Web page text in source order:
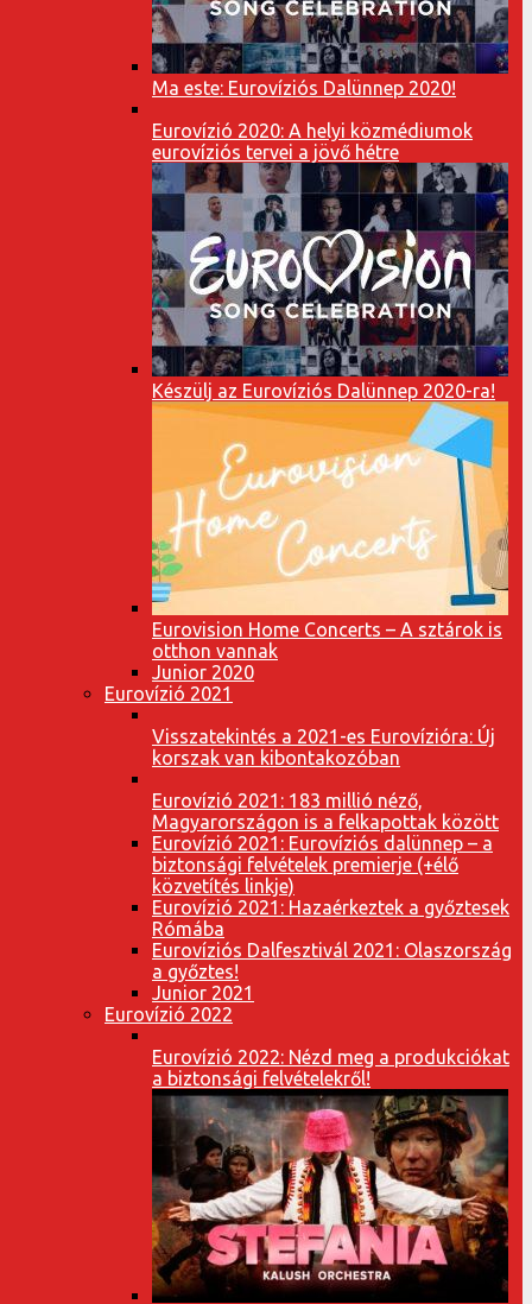
Ma este: Eurovíziós Dalünnep 2020!
Eurovízió 2020: A helyi közmédiumok
eurovíziós tervei a jövő hétre
Készülj az Eurovíziós Dalünnep 2020-ra!
Eurovision Home Concerts – A sztárok is
otthon vannak
Junior 2020
Eurovízió 2021
Visszatekintés a 2021-es Eurovízióra: Új
korszak van kibontakozóban
Eurovízió 2021: 183 millió néző,
Magyarországon is a felkapottak között
Eurovízió 2021: Eurovíziós dalünnep – a
biztonsági felvételek premierje (+élő
közvetítés linkje)
Eurovízió 2021: Hazaérkeztek a győztesek
Rómába
Eurovíziós Dalfesztivál 2021: Olaszország
a győztes!
Junior 2021
Eurovízió 2022
Eurovízió 2022: Nézd meg a produkciókat
a biztonsági felvételekről!